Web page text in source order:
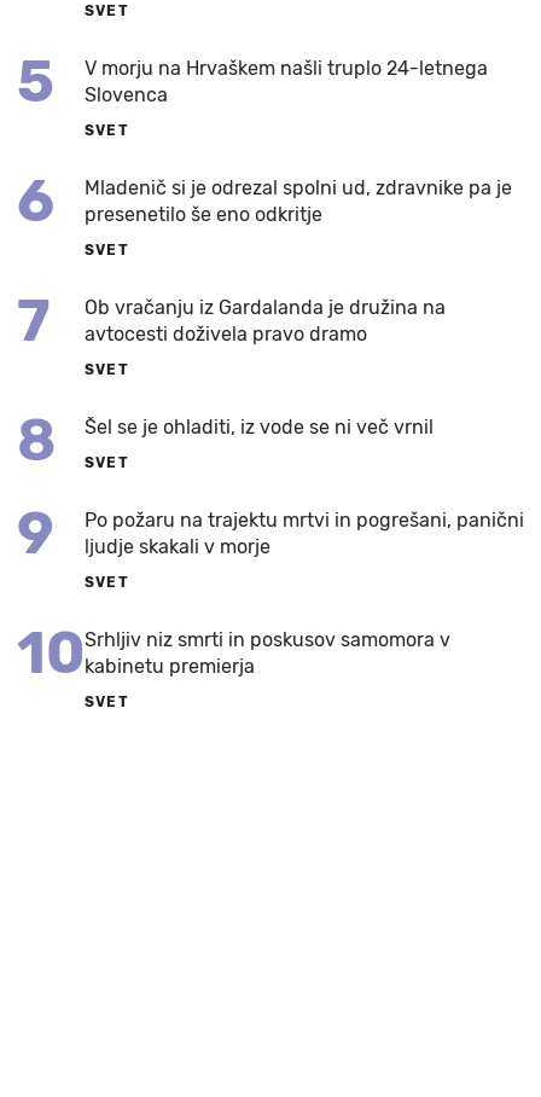
SVET
5
V morju na Hrvaškem našli truplo 24-letnega
Slovenca
SVET
6
Mladenič si je odrezal spolni ud, zdravnike pa je
presenetilo še eno odkritje
SVET
7
Ob vračanju iz Gardalanda je družina na
avtocesti doživela pravo dramo
SVET
8 Šel se je ohladiti, iz vode se ni več vrnil
SVET
9
Po požaru na trajektu mrtvi in pogrešani, panični
ljudje skakali v morje
SVET
10Srhljiv niz smrti in poskusov samomora v
kabinetu premierja
SVET